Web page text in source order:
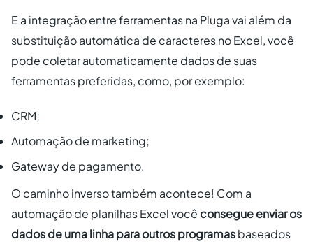
E a integração entre ferramentas na Pluga vai além da
substituição automática de caracteres no Excel, você
pode coletar automaticamente dados de suas
ferramentas preferidas, como, por exemplo:
CRM;
Automação de marketing;
Gateway de pagamento.
O caminho inverso também acontece! Com a
automação de planilhas Excel você consegue enviar os
dados de uma linha para outros programasbaseados